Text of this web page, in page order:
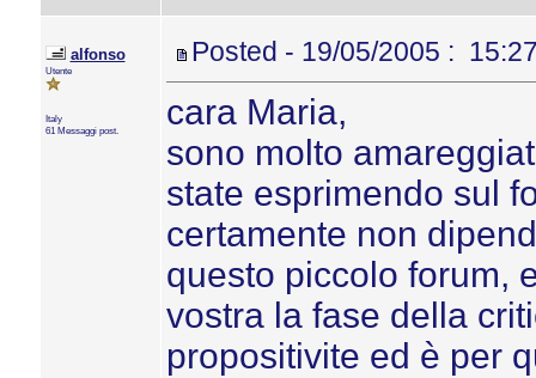
alfonso
Utente
Italy
61 Messaggi post.
Posted - 19/05/2005 :
cara Maria,
sono molto
state esprimendo sul
certamente non
questo piccolo forum,
vostra la fase della
propositivite ed è per